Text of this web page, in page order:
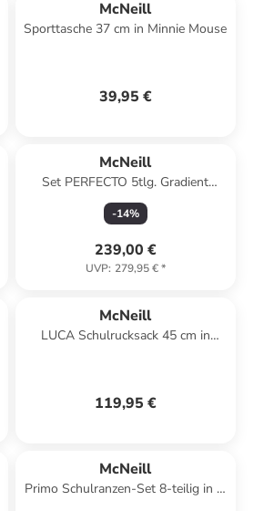
McNeill
Sporttasche 37 cm in Minnie Mouse
39,95 €
McNeill
Set PERFECTO 5tlg. Gradient
Lemon in gelb-schwarz
-14%
239,00 €
UVP: 279,95 €*
McNeill
LUCA Schulrucksack 45 cm in
119,95 €
McNeill
Primo Schulranzen-Set 8-teilig in in